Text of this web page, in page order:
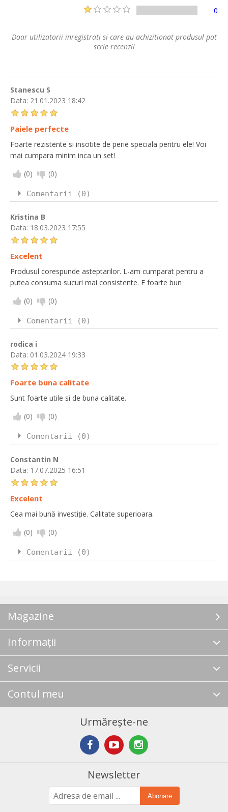
0
Doar utilizatorii inregistrati si care au achizitionat produsul pot
scrie recenzii
Stanescu S
Data: 21.01.2023 18:42
Paiele perfecte
Foarte rezistente si insotite de perie speciala pentru ele! Voi
mai cumpara minim inca un set!
(0) (0)
Comentarii (0)
Kristina B
Data: 18.03.2023 17:55
Excelent
Produsul corespunde asteptarilor. L-am cumparat pentru a
putea consuma sucuri mai consistente. E foarte bun
(0) (0)
Comentarii (0)
rodica i
Data: 01.03.2024 19:33
Foarte buna calitate
Sunt foarte utile si de buna calitate.
(0) (0)
Comentarii (0)
Constantin N
Data: 17.07.2025 16:51
Excelent
Cea mai bună investiție. Calitate superioara.
(0) (0)
Comentarii (0)
Magazine
Informații
Servicii
Contul meu
Urmărește-ne
Newsletter
Abonare